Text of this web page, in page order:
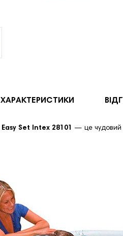
ХАРАКТЕРИСТИКИ
Easy Set Intex 28101 — це чудовий